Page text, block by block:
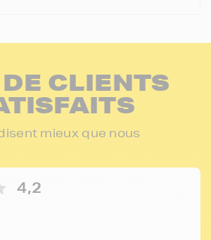
CLIENTS
mieux que nous
4,2